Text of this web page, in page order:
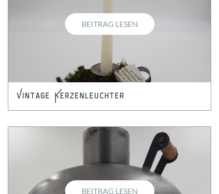
Vintage Kerzenleuchter
BEITRAG LESEN
BEITRAG LESEN